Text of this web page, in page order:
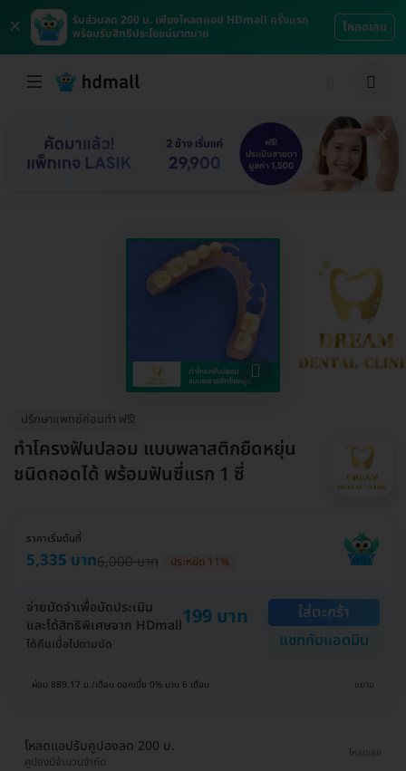
×
รับส่วนลด 200 บ. เพียงโหลดแอป HDmall ครั้งแรก
พร้อมรับสิทธิประโยชน์มากมาย
โหลดเลย
ปรึกษาแพทย์ก่อนทำ ฟรี!
ทำโครงฟันปลอม แบบพลาสติกยืดหยุ่น
ชนิดถอดได้ พร้อมฟันซี่แรก 1 ซี่
ราคาเริ่มต้นที่
5,335 บาท6,000 บาท ประหยัด 11%
จ่ายมัดจำเพื่อนัดประเมิน
และได้สิทธิพิเศษจาก HDmall199 บาท
ได้คืนเมื่อไปตามนัด
ใส่ตะกร้า
แชทกับแอดมิน
ผ่อน 889.17 บ./เดือน ดอกเบี้ย 0% นาน 6 เดือน ขยาย
โหลดแอปรับคูปองลด 200 บ.
คูปองมีจำนวนจำกัด
โหลดเลย